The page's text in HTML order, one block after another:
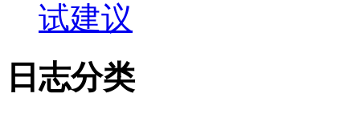
试建议
日志分类